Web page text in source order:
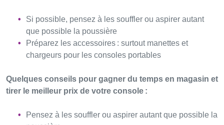
Si possible, pensez à les souffler ou aspirer autant
que possible la poussière
Préparez les accessoires : surtout manettes et
chargeurs pour les consoles portables
Quelques conseils pour gagner du temps en magasin et
tirer le meilleur prix de votre console :
Pensez à les souffler ou aspirer autant que possible la